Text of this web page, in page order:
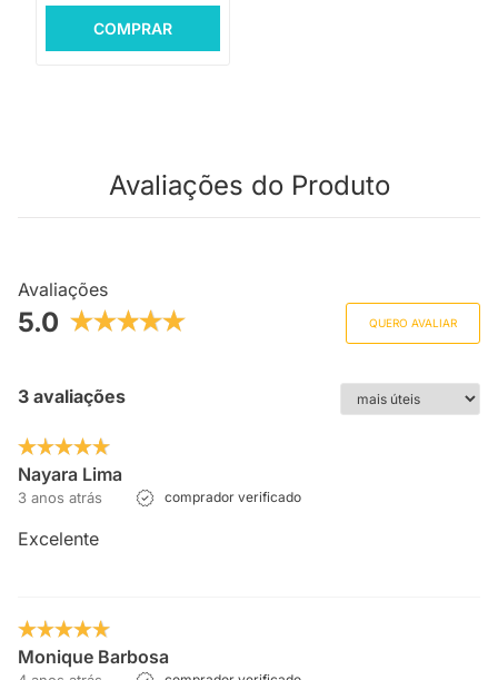
COMPRAR
Avaliações do Produto
Avaliações
5.0 QUERO AVALIAR
3 avaliações
Nayara Lima
3 anos atrás comprador verificado
Excelente
Monique Barbosa